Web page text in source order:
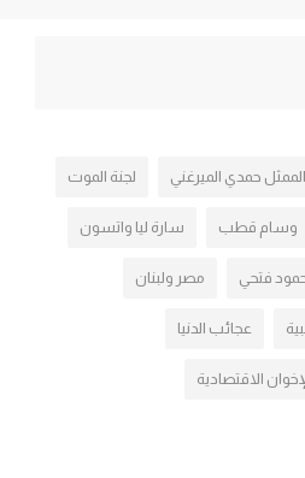
الممثل حمدي الميرغني لجنة الموت
وسام قطب سارة ليا واتسون
فتحي مصر ولبنان
عجائب الدنيا
الاقتصادية